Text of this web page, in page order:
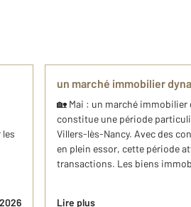
les
un marché immobilier
🏡 Mai : un marché immobilier
constitue une période
Villers-lès-Nancy. Avec des
en plein essor, cette période
transactions. Les biens
Lire plus